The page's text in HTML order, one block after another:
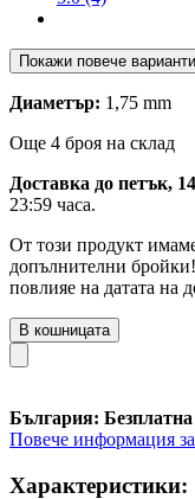
Покажи повече варианти
Диаметър: 1,75 mm
Още 4 броя на склад
Доставка до петък,
23:59 часа.
От този продукт
допълнителни
повлияе на датата на
В кошницата
България: Безплатна
Повече информация
Характеристики: